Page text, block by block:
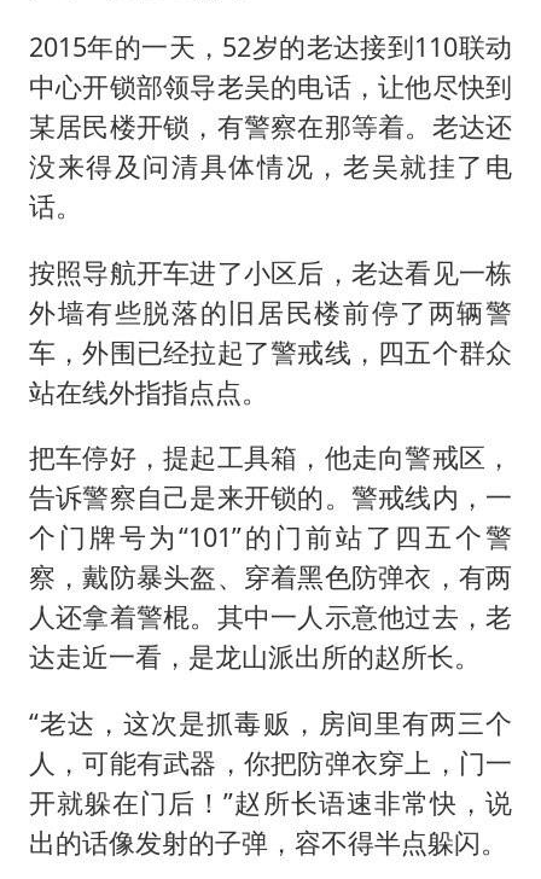
2015年的一天，52岁的老达接到110联动
中心开锁部领导老吴的电话，让他尽快到
某居民楼开锁，有警察在那等着。老达还
没来得及问清具体情况，老吴就挂了电
话。
按照导航开车进了小区后，老达看见一栋
外墙有些脱落的旧居民楼前停了两辆警
车，外围已经拉起了警戒线，四五个群众
站在线外指指点点。
把车停好，提起工具箱，他走向警戒区，
告诉警察自己是来开锁的。警戒线内，一
个门牌号为“101”的门前站了四五个警
察，戴防暴头盔、穿着黑色防弹衣，有两
人还拿着警棍。其中一人示意他过去，老
达走近一看，是龙山派出所的赵所长。
“老达，这次是抓毒贩，房间里有两三个
人，可能有武器，你把防弹衣穿上，门一
开就躲在门后！”赵所长语速非常快，说
出的话像发射的子弹，容不得半点躲闪。